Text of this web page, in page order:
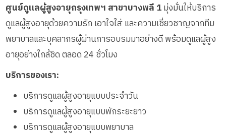
ศูนย์ดูแลผู้สูงอายุกรุงเทพฯ สาขาบางพลี 1มุ่งมั่นให้บริการ
ดูแลผู้สูงอายุด้วยความรัก เอาใจใส่ และความเชี่ยวชาญจากทีม
พยาบาลและบุคลากรผู้ผ่านการอบรมมาอย่างดี พร้อมดูแลผู้สูง
อายุอย่างใกล้ชิด ตลอด 24 ชั่วโมง
บริการของเรา:
บริการดูแลผู้สูงอายุแบบประจำวัน
บริการดูแลผู้สูงอายุแบบพักระยะยาว
บริการดูแลผู้สูงอายุแบบพยาบาล